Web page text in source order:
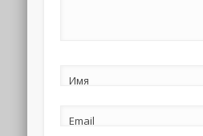
Имя
Email